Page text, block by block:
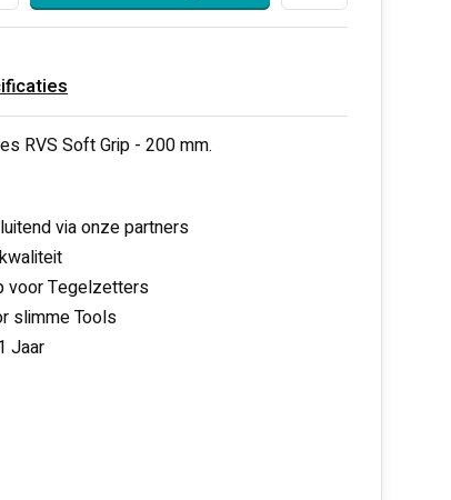
RVS Soft Grip - 200 mm.
via onze partners
voor Tegelzetters
slimme Tools
Jaar